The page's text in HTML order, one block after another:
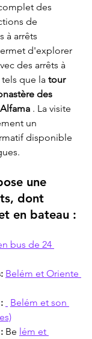
des
de
à arrêts
d'explorer
des arrêts à
que la tour
des
Alfama . La visite
un
disponible
une
dont
en bateau :
bus de 24
Belém et Oriente
Belém et son
Be lém et